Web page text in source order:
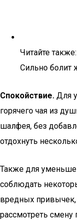
Читайте также:
Сильно болит
Спокойствие. Для
горячего чая из
шалфея, без
отдохнуть
Также для
соблюдать
вредных привычек,
рассмотреть смену